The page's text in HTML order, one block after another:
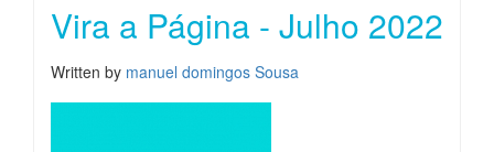
Vira a Página - Julho 2022
Written by manuel domingos Sousa